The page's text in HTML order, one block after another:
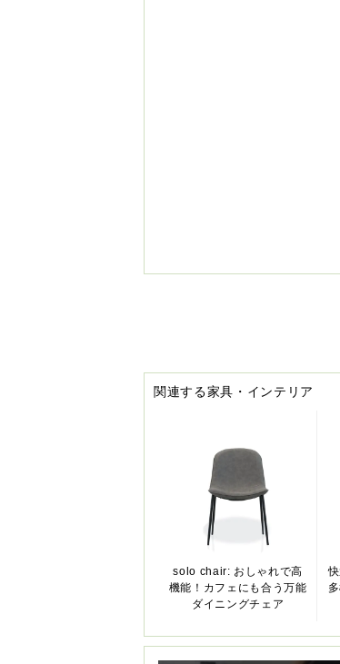
関連する家具・インテリア
solo chair: おしゃれで高
機能！カフェにも合う万能
ダイニングチェア